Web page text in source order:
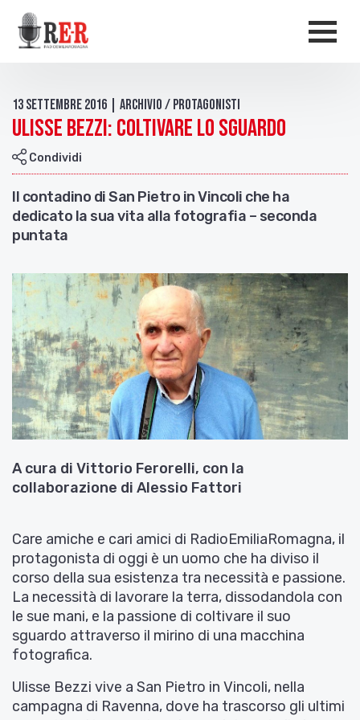
Salta al contenuto principale
13 Settembre 2016 | Archivio / Protagonisti
Ulisse Bezzi: coltivare lo sguardo
Condividi
Il contadino di San Pietro in Vincoli che ha
dedicato la sua vita alla fotografia – seconda
puntata
A cura di Vittorio Ferorelli, con la
collaborazione di Alessio Fattori
Care amiche e cari amici di RadioEmiliaRomagna, il
protagonista di oggi è un uomo che ha diviso il
corso della sua esistenza tra necessità e passione.
La necessità di lavorare la terra, dissodandola con
le sue mani, e la passione di coltivare il suo
sguardo attraverso il mirino di una macchina
fotografica.
Ulisse Bezzi vive a San Pietro in Vincoli, nella
campagna di Ravenna, dove ha trascorso gli ultimi